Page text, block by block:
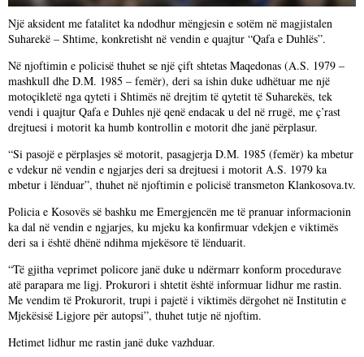
Një aksident me fatalitet ka ndodhur mëngjesin e sotëm në magjistalen
Suharekë – Shtime, konkretisht në vendin e quajtur “Qafa e Duhlës”.
Në njoftimin e policisë thuhet se një çift shtetas Maqedonas (A.S. 1979 –
mashkull dhe D.M. 1985 – femër), deri sa ishin duke udhëtuar me një
motoçikletë nga qyteti i Shtimës në drejtim të qytetit të Suharekës, tek
vendi i quajtur Qafa e Duhles një qenë endacak u del në rrugë, me ç’rast
drejtuesi i motorit ka humb kontrollin e motorit dhe janë përplasur.
“Si pasojë e përplasjes së motorit, pasagjerja D.M. 1985 (femër) ka mbetur
e vdekur në vendin e ngjarjes deri sa drejtuesi i motorit A.S. 1979 ka
mbetur i lënduar”, thuhet në njoftimin e policisë transmeton Klankosova.tv.
Policia e Kosovës së bashku me Emergjencën me të pranuar informacionin
ka dal në vendin e ngjarjes, ku mjeku ka konfirmuar vdekjen e viktimës
deri sa i është dhënë ndihma mjekësore të lënduarit.
“Të gjitha veprimet policore janë duke u ndërmarr konform procedurave
atë parapara me ligj. Prokurori i shtetit është informuar lidhur me rastin.
Me vendim të Prokurorit, trupi i pajetë i viktimës dërgohet në Institutin e
Mjekësisë Ligjore për autopsi”, thuhet tutje në njoftim.
Hetimet lidhur me rastin janë duke vazhduar.